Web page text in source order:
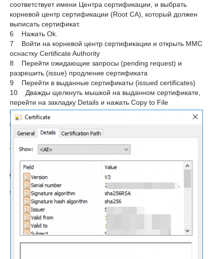
соответствует имени Центра сертификации, и выбрать
корневой центр сертификации (Root CA), который должен
выписать сертификат.
6 Нажать Ok.
7 Войти на корневой центр сертификации и открыть MMC
оснастку Certificate Authority
8 Перейти ожидающие запросы (pending request) и
разрешить (issue) продление сертификата
9 Перейти в выданные сертификаты (issued certificates)
10 Дважды щелкнуть мышкой на выданном сертификате,
перейти на закладку Details и нажать Copy to File